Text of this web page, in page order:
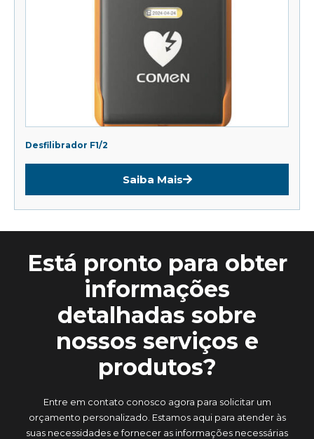
Desfilibrador F1/2
Saiba Mais
Está pronto para obter
informações
detalhadas sobre
nossos serviços e
produtos?
Entre em contato conosco agora para solicitar um
orçamento personalizado. Estamos aqui para atender às
suas necessidades e fornecer as informações necessárias